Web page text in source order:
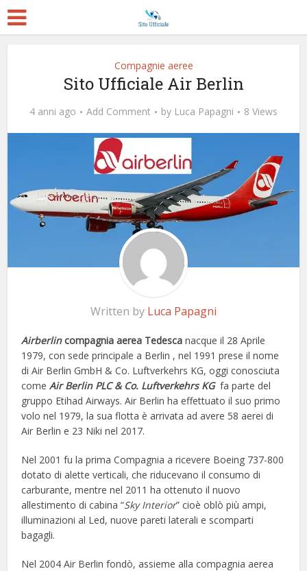
Compagnie aeree
Sito Ufficiale Air Berlin
4 anni ago Add Comment by Luca Papagni 8 Views
Written by Luca Papagni
Airberlincompagnia aerea Tedesca nacque il 28 Aprile
1979, con sede principale a Berlin , nel 1991 prese il nome
di Air Berlin GmbH & Co. Luftverkehrs KG, oggi conosciuta
comeAir Berlin PLC & Co. Luftverkehrs KGfa parte del
gruppo Etihad Airways. Air Berlin ha effettuato il suo primo
volo nel 1979, la sua flotta è arrivata ad avere 58 aerei di
Air Berlin e 23 Niki nel 2017.
Nel 2001 fu la prima Compagnia a ricevere Boeing 737-800
dotato di alette verticali, che riducevano il consumo di
carburante, mentre nel 2011 ha ottenuto il nuovo
allestimento di cabina “Sky Interior” cioè oblò più ampi,
illuminazioni al Led, nuove pareti laterali e scomparti
bagagli.
Nel 2004 Air Berlin fondò, assieme alla compagnia aerea